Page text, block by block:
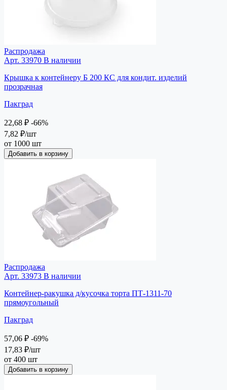
Распродажа
Арт. 33970 В наличии
Крышка к контейнеру Б 200 КС для кондит. изделий
прозрачная
Пакград
22,68 ₽ -66%
7,82 ₽/шт
от 1000 шт
Добавить в корзину
Распродажа
Арт. 33973 В наличии
Контейнер-ракушка д/кусочка торта ПТ-1311-70
прямоугольный
Пакград
57,06 ₽ -69%
17,83 ₽/шт
от 400 шт
Добавить в корзину